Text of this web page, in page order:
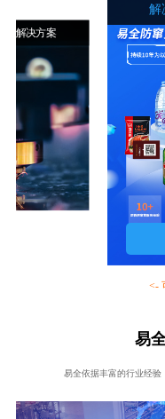
业解决方案
解
<-
易
易全依据丰富的行业经验